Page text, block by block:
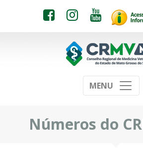
MENU
Números do